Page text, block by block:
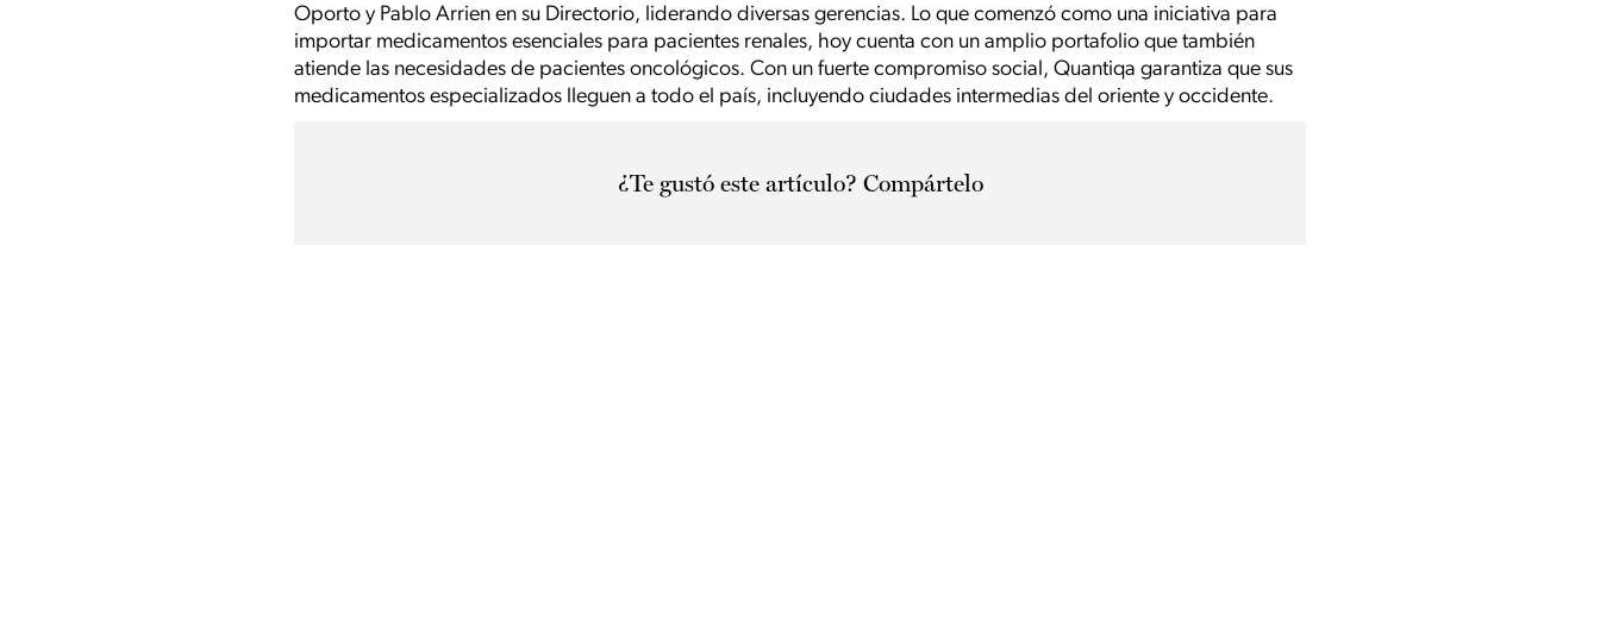
Oporto y Pablo Arrien en su Directorio, liderando diversas gerencias. Lo que comenzó como una iniciativa para
importar medicamentos esenciales para pacientes renales, hoy cuenta con un amplio portafolio que también
atiende las necesidades de pacientes oncológicos. Con un fuerte compromiso social, Quantiqa garantiza que sus
medicamentos especializados lleguen a todo el país, incluyendo ciudades intermedias del oriente y occidente.
¿Te gustó este artículo? Compártelo